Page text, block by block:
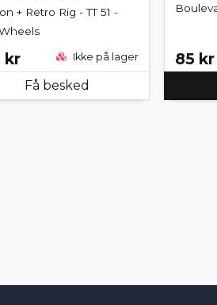
+ Retro Rig - TT 51 -
kr Ikke på lager
Få besked
85 kr